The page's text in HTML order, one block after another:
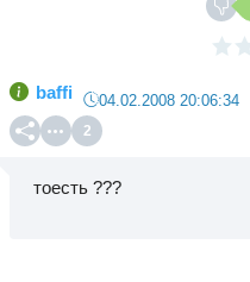
baffi 04.02.2008 20:06:34
2
тоесть ???